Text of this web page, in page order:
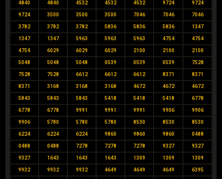
4840 4840 4532 4532 4532 9724 9724
9724 3500 3500 3500 7046 7046 7046
3782 3782 3782 5836 5836 5836 1347
1347 1347 5963 5963 5963 4754 4754
4754 6029 6029 6029 2100 2100 2100
5048 5048 5048 0539 0539 0539 7528
7528 7528 6612 6612 6612 8371 8371
8371 3168 3168 3168 4672 4672 4672
5843 5843 5843 5418 5418 5418 6778
6778 6778 9991 9991 9991 9906 9906
9906 5780 5780 5780 8530 8530 8530
6224 6224 6224 9860 9860 9860 0488
0488 0488 7278 7278 7278 9327 9327
9327 1643 1643 1643 1309 1309 1309
9932 9932 9932 4649 4649 4649 6395